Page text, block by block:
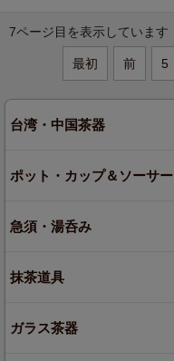
7ページ目を表示しています
最初 前 5
台湾・中国茶器
ポット・カップ＆ソーサー
急須・湯呑み
抹茶道具
ガラス茶器